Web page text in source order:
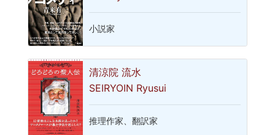
小説家
清涼院 流水
SEIRYOIN Ryusui
推理作家、翻訳家